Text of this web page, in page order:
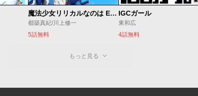
魔法少女リリカルなのは EXCEEDS
都築真紀/川上修一
5話無料
IGCガール
東和広
4話無料
もっと見る